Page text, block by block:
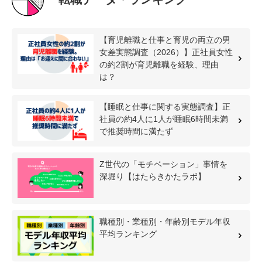
【育児離職と仕事と育児の両立の男
女差実態調査（2026）】正社員女性
の約2割が育児離職を経験、理由
は？
【睡眠と仕事に関する実態調査】正
社員の約4人に1人が睡眠6時間未満
で推奨時間に満たず
Z世代の「モチベーション」事情を
深堀り【はたらきかたラボ】
職種別・業種別・年齢別モデル年収
平均ランキング